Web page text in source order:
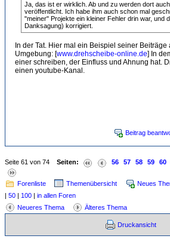
Ja, das ist er wirklich. Ab und zu werden dort
veröffentlicht. Ich habe ihm auch schon mal
"meiner" Projekte ein kleiner Fehler drin war, und
Danksagung) korrigiert.
In der Tat. Hier mal ein Beispiel seiner Beiträge
Umgebung: [www.drehscheibe-online.de] In
einer schreiben, der Einfluss und Ahnung hat.
einen youtube-Kanal.
Beitrag
Seite 61 von 74 Seiten: 56 57 58 59 60
Forenliste Themenübersicht Neues
50 100
in allen Foren
Neueres Thema
Älteres Thema
Druckansicht